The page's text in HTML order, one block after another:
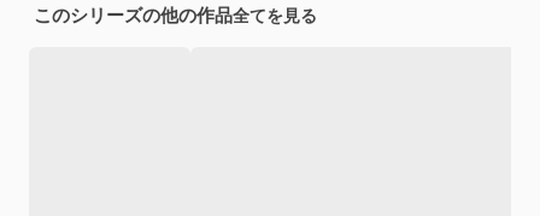
このシリーズの他の作品全てを見る